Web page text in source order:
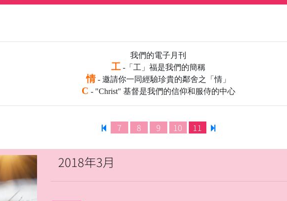
我們的電子月刊
工 -「工」福是我們的簡稱
情- 邀請你一同經驗珍貴的鄰舍之「情」
C - "Christ" 基督是我們的信仰和服侍的中心
7 8 9 10 11
2018年3月